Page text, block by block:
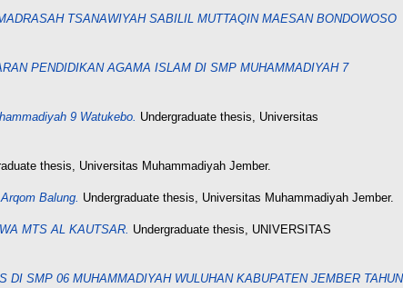
TSANAWIYAH SABILIL MUTTAQIN MAESAN BONDOWOSO
PENDIDIKAN AGAMA ISLAM DI SMP MUHAMMADIYAH 7
9 Watukebo. Undergraduate thesis, Universitas
thesis, Universitas Muhammadiyah Jember.
Balung. Undergraduate thesis, Universitas Muhammadiyah Jember.
MTS AL KAUTSAR. Undergraduate thesis, UNIVERSITAS
SMP 06 MUHAMMADIYAH WULUHAN KABUPATEN JEMBER TAHUN